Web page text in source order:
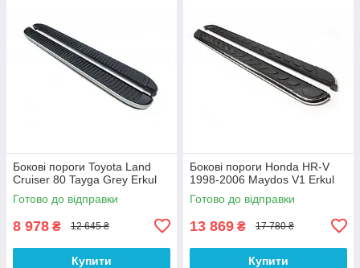
Бокові пороги Toyota Land
Cruiser 80 Tayga Grey Erkul
Готово до відправки
8 978 ₴ 12 645 ₴
Купити
Бокові пороги Honda HR-V
1998-2006 Maydos V1 Erkul
Готово до відправки
13 869 ₴ 17 780 ₴
Купити